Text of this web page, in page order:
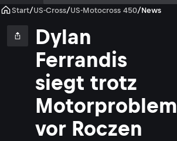
Start/US-Cross/US-Motocross 450/News
Dylan
Ferrandis
siegt trotz
Motorproblem
vor Roczen